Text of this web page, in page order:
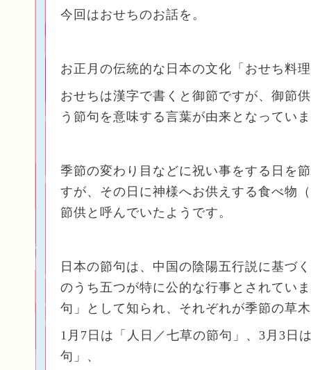
今回はおせちのお話を。
お正月の伝統的な日本の文化「おせち料
おせちは漢字で書くと御節ですが、御節
う節句を意味する言葉が由来となってい
季節の変わり目などに祝い事をする日を
すが、その日に神様へお供えする食べ物
節供と呼んでいたようです。
日本の節句は、 中国の陰陽五行説に基づ
のうち五つが特に公的な行事とされてい
句」として知られ、それぞれが季節の草
1月7日は「人日／七草の節句」、3月3日
句」、